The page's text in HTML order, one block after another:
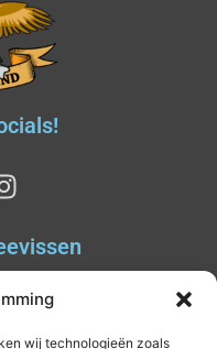
wij technologieën zoals
& Prijzen